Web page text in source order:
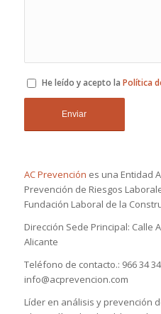
He leído y acepto la Política
AC Prevención es una Entidad
Prevención de Riesgos
Fundación Laboral de la
Dirección Sede Principal: Calle
Alicante
Teléfono de contacto.: 966 34
info@acprevencion.com
Líder en análisis y prevención